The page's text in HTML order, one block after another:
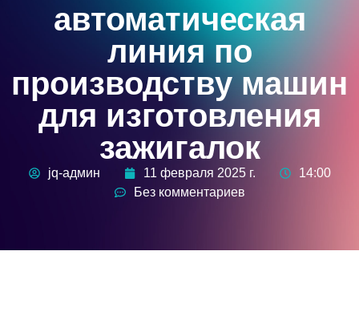
автоматическая
линия по
производству машин
для изготовления
зажигалок
jq-админ 11 февраля 2025 г.
14:00
Без комментариев